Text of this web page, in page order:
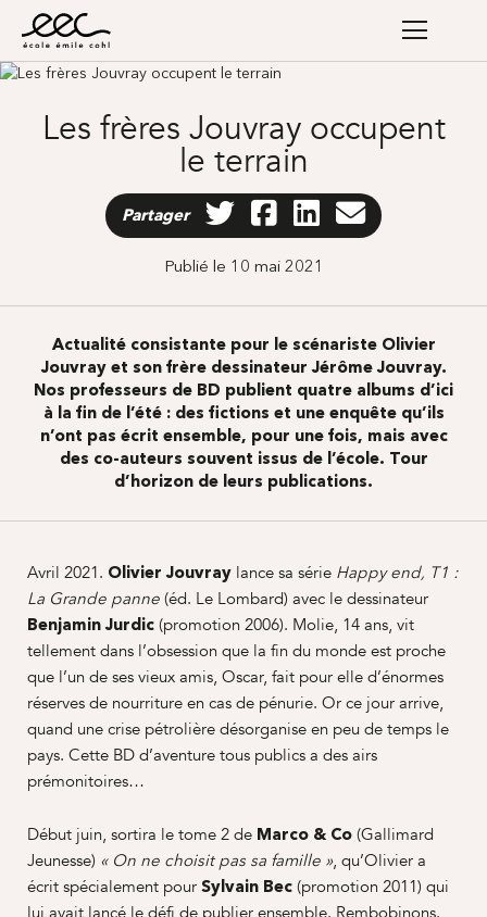
Les frères Jouvray occupent
le terrain
Partager
Publié le 10 mai 2021
Actualité consistante pour le scénariste Olivier
Jouvray et son frère dessinateur Jérôme Jouvray.
Nos professeurs de BD publient quatre albums d’ici
à la fin de l’été : des fictions et une enquête qu’ils
n’ont pas écrit ensemble, pour une fois, mais avec
des co-auteurs souvent issus de l’école. Tour
d’horizon de leurs publications.
Avril 2021. Olivier Jouvray lance sa série Happy end, T1 :
La Grande panne (éd. Le Lombard) avec le dessinateur
Benjamin Jurdic (promotion 2006). Molie, 14 ans, vit
tellement dans l’obsession que la fin du monde est proche
que l’un de ses vieux amis, Oscar, fait pour elle d’énormes
réserves de nourriture en cas de pénurie. Or ce jour arrive,
quand une crise pétrolière désorganise en peu de temps le
pays. Cette BD d’aventure tous publics a des airs
prémonitoires…
Début juin, sortira le tome 2 de Marco & Co (Gallimard
Jeunesse) « On ne choisit pas sa famille », qu’Olivier a
écrit spécialement pour Sylvain Bec (promotion 2011) qui
lui avait lancé le défi de publier ensemble. Rembobinons.